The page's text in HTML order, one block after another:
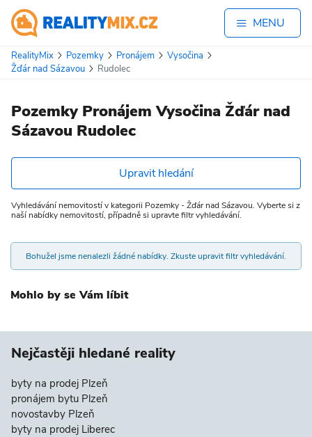
MENU
RealityMix Pozemky Pronájem
Vysočina
Žďár nad Sázavou
Rudolec
Pozemky Pronájem Vysočina Žďár nad
Sázavou Rudolec
Upravit hledání
Vyhledávání nemovitostí v kategorii Pozemky - Žďár nad Sázavou. Vyberte si z
naší nabídky nemovitostí, případně si upravte filtr vyhledávání.
Bohužel jsme nenalezli žádné nabídky. Zkuste upravit filtr vyhledávání.
Mohlo by se Vám líbit
Nejčastěji hledané reality
byty na prodej Plzeň
pronájem bytu Plzeň
novostavby Plzeň
byty na prodej Liberec